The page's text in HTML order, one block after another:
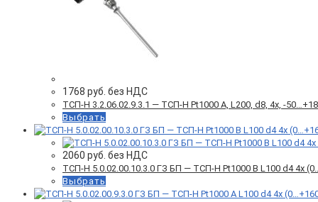
1768 руб. без НДС
ТСП-Н 3.2.06.02.9.3.1 — ТСП-Н Pt1000 А, L200, d8, 4х, -
Выбрать
2060 руб. без НДС
ТСП-Н 5.0.02.00.10.3.0 ГЗ БП — ТСП-Н Pt1000 B L100 d4 4x
Выбрать